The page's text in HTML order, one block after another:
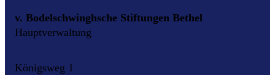
v. Bodelschwinghsche Stiftungen Bethel
Hauptverwaltung
Königsweg 1